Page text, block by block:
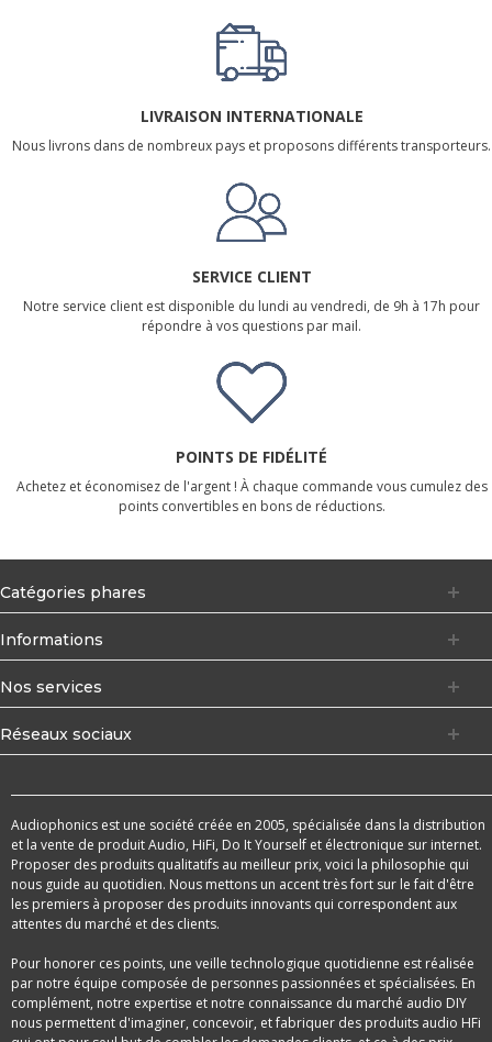
LIVRAISON INTERNATIONALE
Nous livrons dans de nombreux pays et proposons différents transporteurs.
SERVICE CLIENT
Notre service client est disponible du lundi au vendredi, de 9h à 17h pour
répondre à vos questions par mail.
POINTS DE FIDÉLITÉ
Achetez et économisez de l'argent ! À chaque commande vous cumulez des
points convertibles en bons de réductions.
Catégories phares
Informations
Nos services
Réseaux sociaux
Audiophonics est une société créée en 2005, spécialisée dans la distribution
et la vente de produit Audio, HiFi, Do It Yourself et électronique sur internet.
Proposer des produits qualitatifs au meilleur prix, voici la philosophie qui
nous guide au quotidien. Nous mettons un accent très fort sur le fait d'être
les premiers à proposer des produits innovants qui correspondent aux
attentes du marché et des clients.
Pour honorer ces points, une veille technologique quotidienne est réalisée
par notre équipe composée de personnes passionnées et spécialisées. En
complément, notre expertise et notre connaissance du marché audio DIY
nous permettent d'imaginer, concevoir, et fabriquer des produits audio HFi